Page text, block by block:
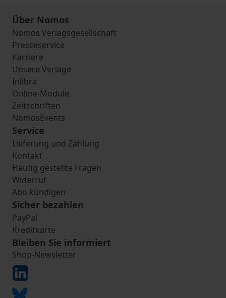
Über Nomos
Nomos Verlagsgesellschaft
Presseservice
Karriere
Unsere Verlage
Inlibra
Online-Module
Zeitschriften
NomosEvents
Service
Lieferung und Zahlung
Kontakt
Häufig gestellte Fragen
Widerruf
Abo kündigen
Sicher bezahlen
PayPal
Kreditkarte
Bleiben Sie informiert
Shop-Newsletter